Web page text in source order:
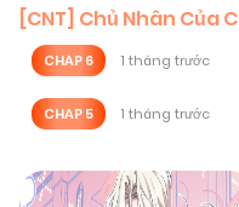
[CNT] Chủ Nhân Của C
CHAP 6 1 tháng trước
CHAP 5 1 tháng trước